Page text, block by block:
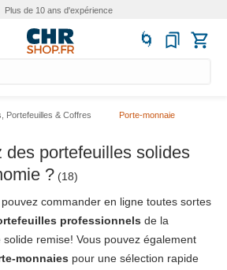
Plus de 10 ans d'expérience
Portefeuilles & Coffres Porte-monnaie
des portefeuilles solides
? (18)
commander en ligne toutes sortes
professionnels de la
remise! Vous pouvez également
monnaies pour une sélection rapide